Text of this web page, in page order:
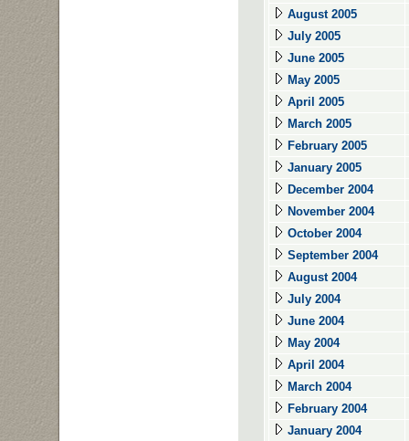
August 2005
July 2005
June 2005
May 2005
April 2005
March 2005
February 2005
January 2005
December 2004
November 2004
October 2004
September 2004
August 2004
July 2004
June 2004
May 2004
April 2004
March 2004
February 2004
January 2004